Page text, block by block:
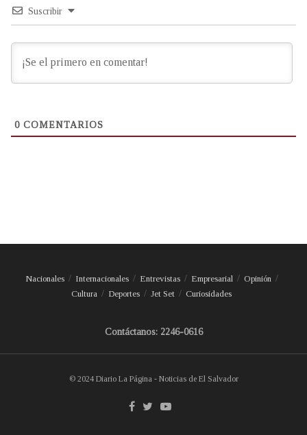
Suscribir
0 COMENTARIOS
Nacionales Internacionales Entrevistas Empresarial
Opinión
Cultura
Deportes Jet Set Curiosidades
Contáctanos: 2246-0616
© 2024 Diario La Página - Noticias de El Salvador